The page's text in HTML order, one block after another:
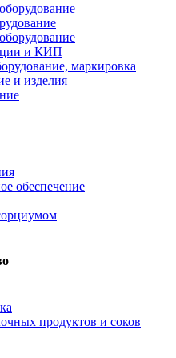
и КИП
маркировка
и изделия
обеспечение
продуктов и соков